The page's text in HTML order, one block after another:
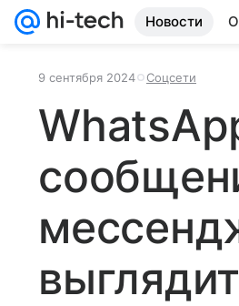
Новости
9 сентября 2024 Соцсети
выглядит